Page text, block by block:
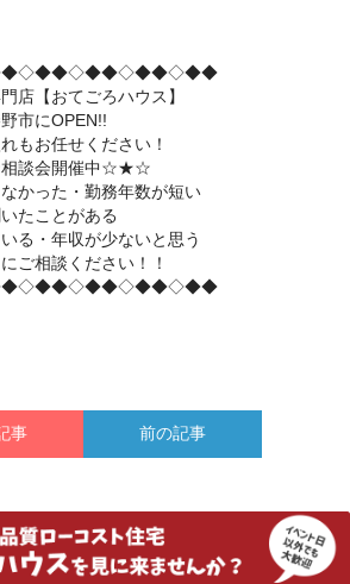
店【おてごろハウス】
市にOPEN!!
もお任せください！
談会開催中☆★☆
かった・勤務年数が短い
たことがある
る・年収が少ないと思う
ご相談ください！！
事 前の記事